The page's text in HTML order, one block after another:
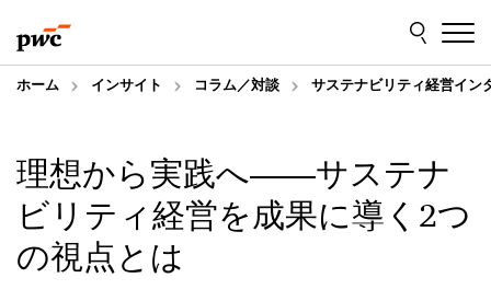
to
content
to
footer
ホーム インサイト コラム／対談 サステナビリティ経営イン
理想から実践へ――サステナ
ビリティ経営を成果に導く2つ
の視点とは